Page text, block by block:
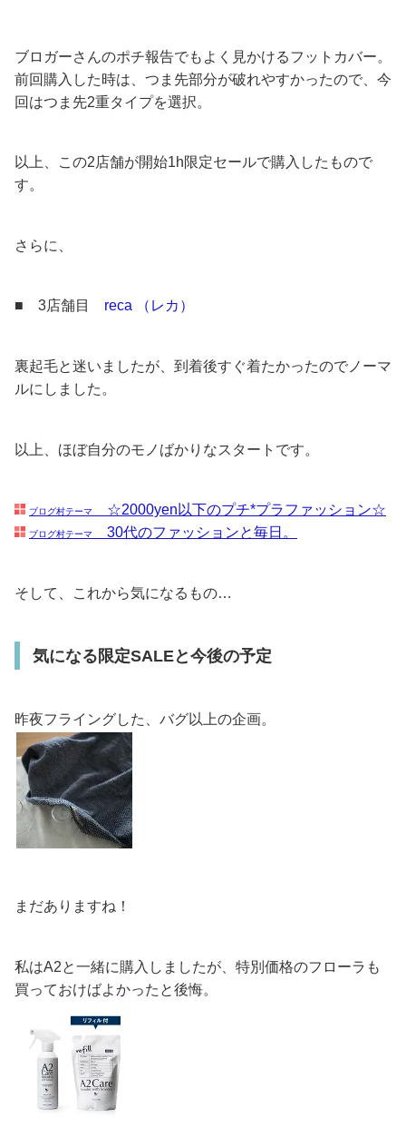
ブロガーさんのポチ報告でもよく見かけるフットカバー。
前回購入した時は、つま先部分が破れやすかったので、今
回はつま先2重タイプを選択。
以上、この2店舗が開始1h限定セールで購入したもので
す。
さらに、
■ 3店舗目 reca （レカ）
裏起毛と迷いましたが、到着後すぐ着たかったのでノーマ
ルにしました。
以上、ほぼ自分のモノばかりなスタートです。
ブログ村テーマ ☆2000yen以下のプチ*プラファッション☆
ブログ村テーマ 30代のファッションと毎日。
そして、これから気になるもの…
気になる限定SALEと今後の予定
昨夜フライングした、バグ以上の企画。
まだありますね！
私はA2と一緒に購入しましたが、特別価格のフローラも
買っておけばよかったと後悔。